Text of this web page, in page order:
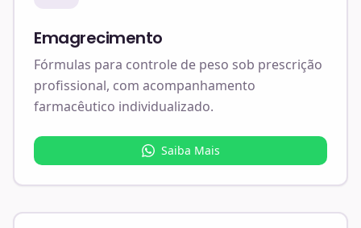
Emagrecimento
Fórmulas para controle de peso sob prescrição
profissional, com acompanhamento
farmacêutico individualizado.
Saiba Mais